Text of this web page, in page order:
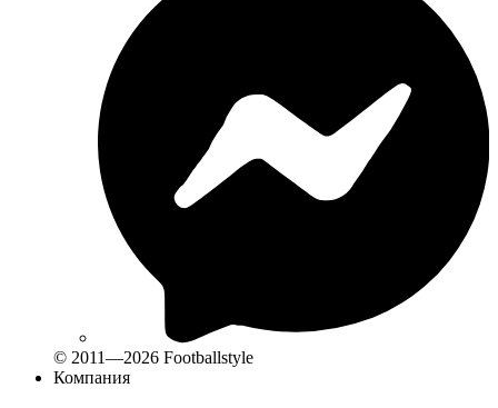
© 2011—2026 Footballstyle
Компания